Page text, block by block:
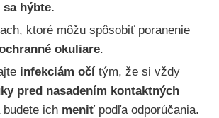
sa hýbte.
ktoré môžu spôsobiť poranenie
okuliare.
infekciám očí tým, že si vždy
pred nasadením kontaktných
ich meniťpodľa odporúčania.